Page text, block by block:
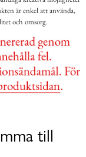
är enkel att använda,
och omsorg.
till